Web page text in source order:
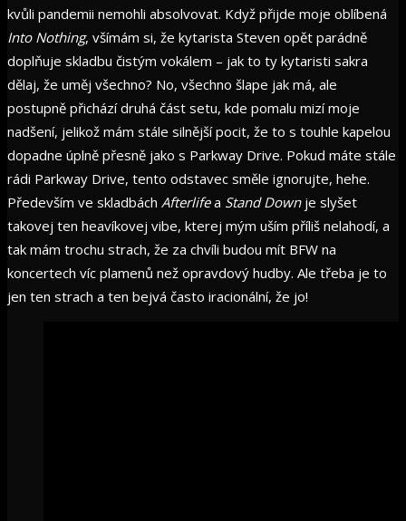
kvůli pandemii nemohli absolvovat. Když přijde moje oblíbená
Into Nothing, všímám si, že kytarista Steven opět parádně
doplňuje skladbu čistým vokálem – jak to ty kytaristi sakra
dělaj, že uměj všechno? No, všechno šlape jak má, ale
postupně přichází druhá část setu, kde pomalu mizí moje
nadšení, jelikož mám stále silnější pocit, že to s touhle kapelou
dopadne úplně přesně jako s Parkway Drive. Pokud máte stále
rádi Parkway Drive, tento odstavec směle ignorujte, hehe.
Především ve skladbách Afterlifea Stand Downje slyšet
takovej ten heavíkovej vibe, kterej mým uším příliš nelahodí, a
tak mám trochu strach, že za chvíli budou mít BFW na
koncertech víc plamenů než opravdový hudby. Ale třeba je to
jen ten strach a ten bejvá často iracionální, že jo!